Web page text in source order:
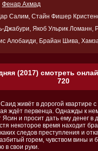
Фенар Ахмад
Салим, Стайн Фишер
Джабури, Якоб Ульрик Ломанн,
Алобаиди, Брайан Шива,
(2017) смотреть
720
Саид живёт в дорогой квартире
ждёт первенца. Однажды к
и просит дать ему денег в
некоторое время находит
следов преступления и
горем, чувством вины и
в свои руки.